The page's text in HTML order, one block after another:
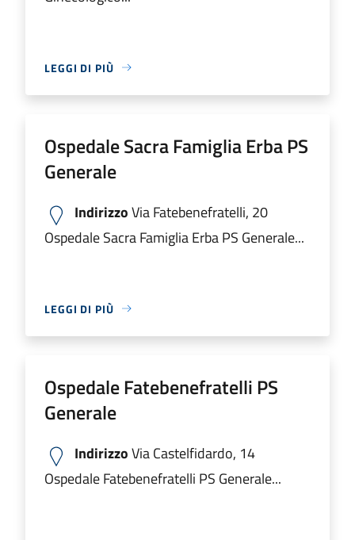
LEGGI DI PIÙ
Ospedale Sacra Famiglia Erba PS
Generale
IndirizzoVia Fatebenefratelli, 20
Ospedale Sacra Famiglia Erba PS Generale...
LEGGI DI PIÙ
Ospedale Fatebenefratelli PS
Generale
IndirizzoVia Castelfidardo, 14
Ospedale Fatebenefratelli PS Generale...